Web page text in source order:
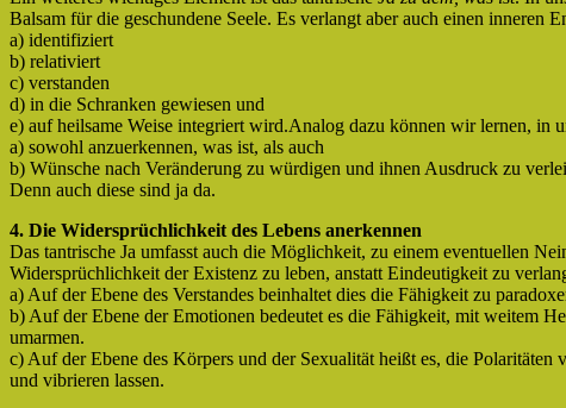
Balsam für die geschundene Seele. Es verlangt aber auch einen inneren
a) identifiziert
b) relativiert
c) verstanden
d) in die Schranken gewiesen und
e) auf heilsame Weise integriert wird.Analog dazu können wir lernen, in
a) sowohl anzuerkennen, was ist, als auch
b) Wünsche nach Veränderung zu würdigen und ihnen Ausdruck zu
Denn auch diese sind ja da.
4. Die Widersprüchlichkeit des Lebens anerkennen
Das tantrische Ja umfasst auch die Möglichkeit, zu einem eventuellen
Widersprüchlichkeit der Existenz zu leben, anstatt Eindeutigkeit zu
a) Auf der Ebene des Verstandes beinhaltet dies die Fähigkeit zu
b) Auf der Ebene der Emotionen bedeutet es die Fähigkeit, mit weitem
umarmen.
c) Auf der Ebene des Körpers und der Sexualität heißt es, die
und vibrieren lassen.